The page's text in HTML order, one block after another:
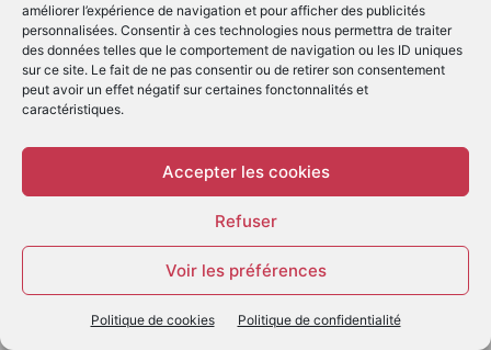
améliorer l’expérience de navigation et pour afficher des publicités
personnalisées. Consentir à ces technologies nous permettra de traiter
des données telles que le comportement de navigation ou les ID uniques
sur ce site. Le fait de ne pas consentir ou de retirer son consentement
peut avoir un effet négatif sur certaines fonctonnalités et
caractéristiques.
Accepter les cookies
Refuser
Voir les préférences
Politique de cookies Politique de confidentialité